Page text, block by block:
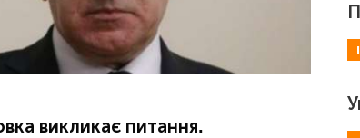
викликає питання.